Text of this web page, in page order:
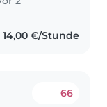
14,00 €/Stunde
66